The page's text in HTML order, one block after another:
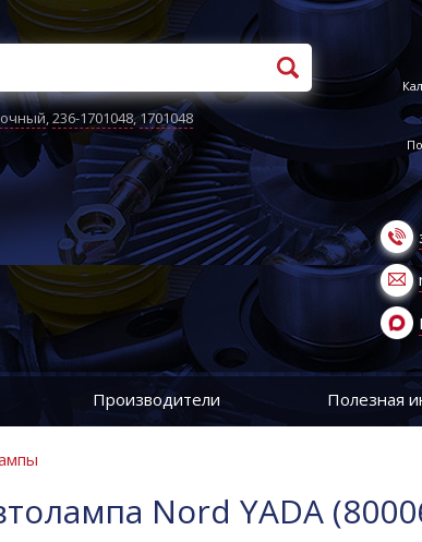
,236-1701048,1701048
Производители Полезная
Nord YADA